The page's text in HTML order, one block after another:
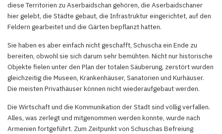
diese Territorien zu Aserbaidschan gehören, die Aserbaidschaner
hier gelebt, die Städte gebaut, die Infrastruktur eingerichtet, auf den
Feldern gearbeitet und die Gärten bepflanzt hatten.
Sie haben es aber einfach nicht geschafft, Schuscha ein Ende zu
bereiten, obwohl sie sich darum sehr bemühten. Nicht nur historische
Objekte fielen unter den Plan der totalen Säuberung, zerstört wurden
gleichzeitig die Museen, Krankenhäuser, Sanatorien und Kurhäuser.
Die meisten Privathäuser können nicht wiederaufgebaut werden.
Die Wirtschaft und die Kommunikation der Stadt sind völlig verfallen.
Alles, was zerlegt und mitgenommen werden konnte, wurde nach
Armenien fortgeführt. Zum Zeitpunkt von Schuschas Befreiung